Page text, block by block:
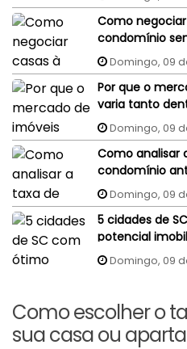
Como
condomínio
comprador
Domingo, 09
Por que o
varia tanto
cidade?
Domingo, 09
Como analisar
condomínio
imóvel?
Domingo, 09
5 cidades de
potencial
investidores
Domingo, 09
Como escolher o
sua casa ou